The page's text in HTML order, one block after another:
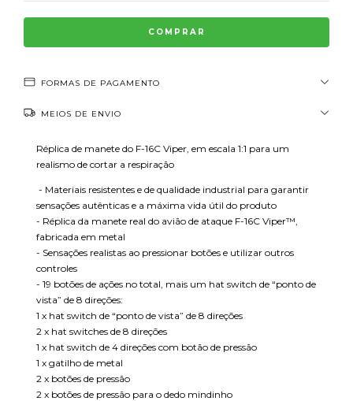
FORMAS DE PAGAMENTO
MEIOS DE ENVIO
Réplica de manete do F-16C Viper, em escala 1:1 para um
realismo de cortar a respiração
- Materiais resistentes e de qualidade industrial para garantir
sensações autênticas e a máxima vida útil do produto
- Réplica da manete real do avião de ataque F-16C Viper™,
fabricada em metal
- Sensações realistas ao pressionar botões e utilizar outros
controles
- 19 botões de ações no total, mais um hat switch de “ponto de
vista” de 8 direções:
1 x hat switch de “ponto de vista” de 8 direções
2 x hat switches de 8 direções
1 x hat switch de 4 direções com botão de pressão
1 x gatilho de metal
2 x botões de pressão
2 x botões de pressão para o dedo mindinho